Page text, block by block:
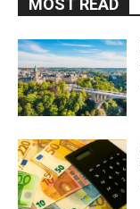
MOST READ